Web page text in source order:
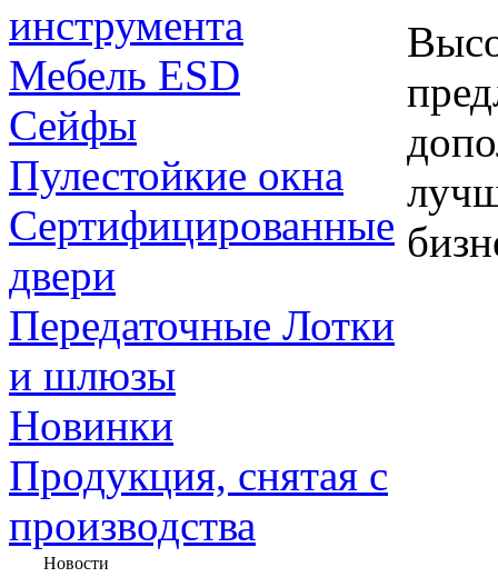
инструмента
Мебель ESD
Сейфы
Пулестойкие окна
Сертифицированные
двери
Передаточные Лотки
и шлюзы
Новинки
Продукция, снятая с
производства
Новости